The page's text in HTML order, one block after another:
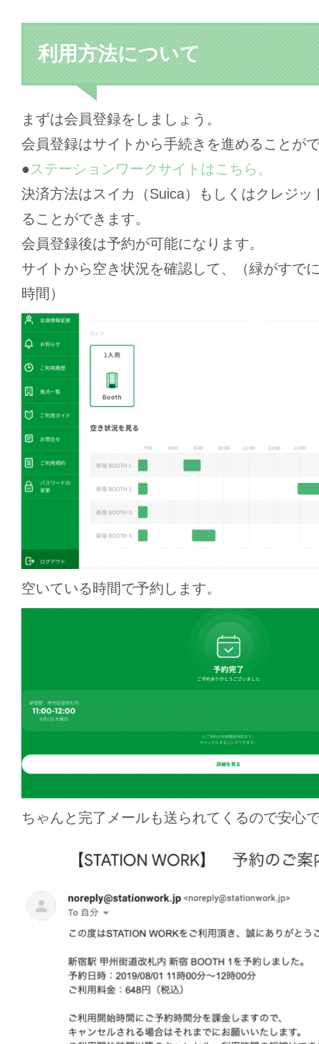
利用方法について
まずは会員登録をしましょう。
会員登録はサイトから手続きを進めることが
●ステーションワークサイトはこちら。
決済方法はスイカ（Suica）もしくはクレジッ
ることができます。
会員登録後は予約が可能になります。
サイトから空き状況を確認して、（緑がすで
時間）
空いている時間で予約します。
ちゃんと完了メールも送られてくるので安心